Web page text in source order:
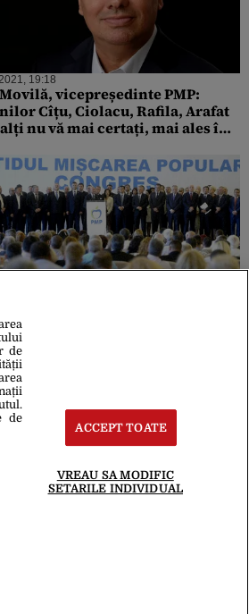
19:18
vicepreședinte PMP:
Cîțu, Ciolacu, Rafila, Arafat
nu vă mai certați, mai ales în
15:39
demiterea lui Bodog:
premier, numiți un ministru
sănătatea tuturor
de
de
ACCEPT TOATE
VREAU SA MODIFIC
SETARILE INDIVIDUAL